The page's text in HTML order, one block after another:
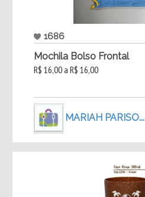
1686
Mochila Bolso Frontal
R$ 16,00 a R$ 16,00
MARIAH PARISO...